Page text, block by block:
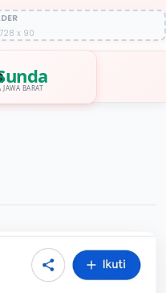
x 90
JAWA BARAT